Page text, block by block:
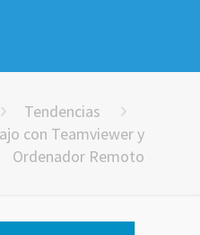
Tendencias
con Teamviewer y
Ordenador Remoto